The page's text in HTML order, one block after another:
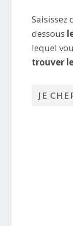
Saisissez
dessous
lequel
trouver